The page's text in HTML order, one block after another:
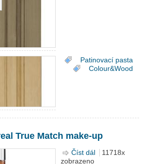
Patinovací pasta
Colour&Wood
True Match make-up
Číst dál
Vzorník barev
11718x
zobrazeno